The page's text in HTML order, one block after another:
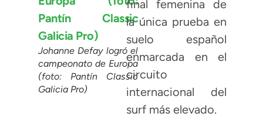
Johanne Defay logró el
campeonato de Europa
(foto: Pantín Classic
Galicia Pro)
final femenina de
la única prueba en
suelo español
enmarcada en el
circuito
internacional del
surf más elevado.